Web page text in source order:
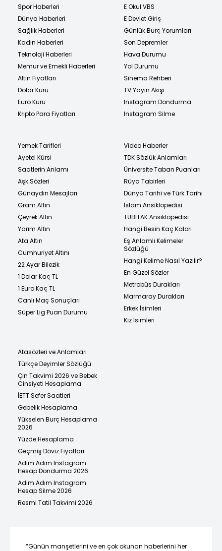
Spor Haberleri
Dünya Haberleri
Sağlık Haberleri
Kadın Haberleri
Teknoloji Haberleri
Memur ve Emekli Haberleri
Altın Fiyatları
Dolar Kuru
Euro Kuru
Kripto Para Fiyatları
E Okul VBS
E Devlet Giriş
Günlük Burç Yorumları
Son Depremler
Hava Durumu
Yol Durumu
Sinema Rehberi
TV Yayın Akışı
Instagram Dondurma
Instagram Silme
Yemek Tarifleri
Ayetel Kürsi
Saatlerin Anlamı
Aşk Sözleri
Günaydın Mesajları
Gram Altın
Çeyrek Altın
Yarım Altın
Ata Altın
Cumhuriyet Altını
22 Ayar Bilezik
1 Dolar Kaç TL
1 Euro Kaç TL
Canlı Maç Sonuçları
Süper Lig Puan Durumu
Video Haberler
TDK Sözlük Anlamları
Üniversite Taban Puanları
Rüya Tabirleri
Dünya Tarihi ve Türk Tarihi
İslam Ansiklopedisi
TÜBİTAK Ansiklopedisi
Hangi Besin Kaç Kalori
Eş Anlamlı Kelimeler
Sözlüğü
Hangi Kelime Nasıl Yazılır?
En Güzel Sözler
Metrobüs Durakları
Marmaray Durakları
Erkek İsimleri
Kız İsimleri
Atasözleri ve Anlamları
Türkçe Deyimler Sözlüğü
Çin Takvimi 2026 ve Bebek
Cinsiyeti Hesaplama
İETT Sefer Saatleri
Gebelik Hesaplama
Yükselen Burç Hesaplama
2026
Yüzde Hesaplama
Geçmiş Döviz Fiyatları
Adım Adım Instagram
Hesap Dondurma 2026
Adım Adım Instagram
Hesap Silme 2026
Resmi Tatil Takvimi 2026
“Günün manşetlerini ve en çok okunan haberlerini her